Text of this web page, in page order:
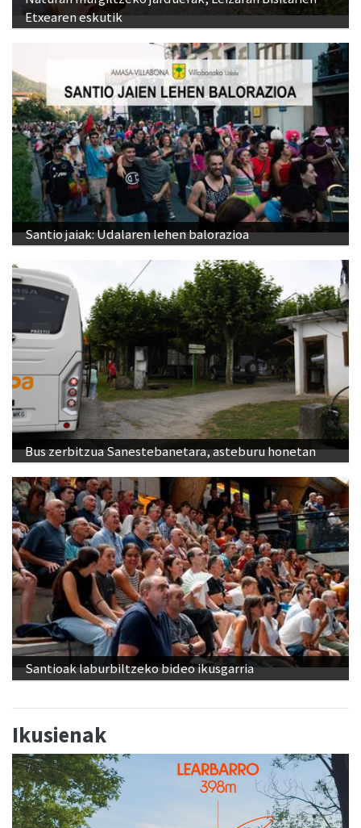
Etxearen eskutik
Santio jaiak: Udalaren lehen balorazioa
Bus zerbitzua Sanestebanetara, asteburu honetan
Santioak laburbiltzeko bideo ikusgarria
Ikusienak